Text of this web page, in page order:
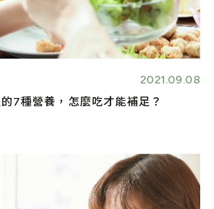
2021.09.08
7種營養，怎麼吃才能補足？